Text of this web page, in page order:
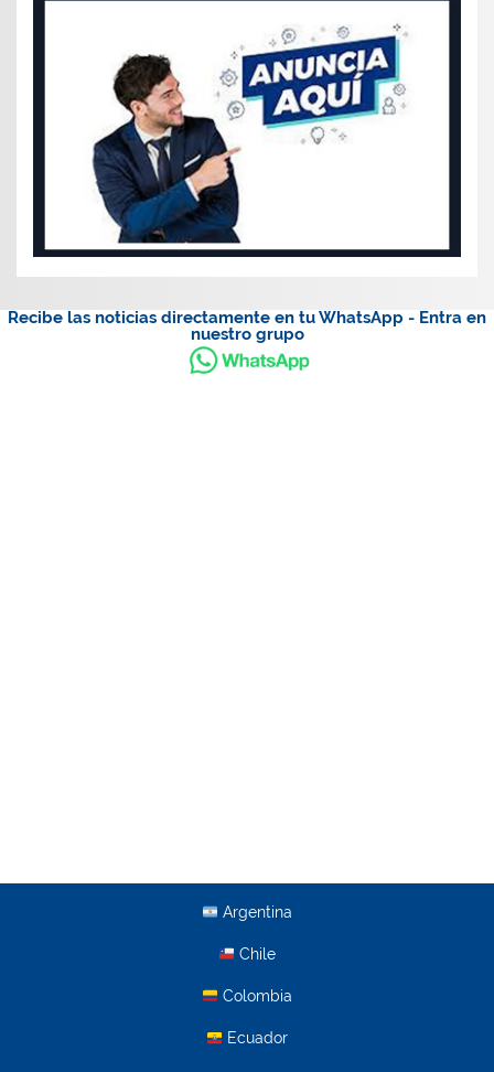
Recibe las noticias directamente en tu WhatsApp - Entra en
nuestro grupo
Argentina
Chile
Colombia
Ecuador